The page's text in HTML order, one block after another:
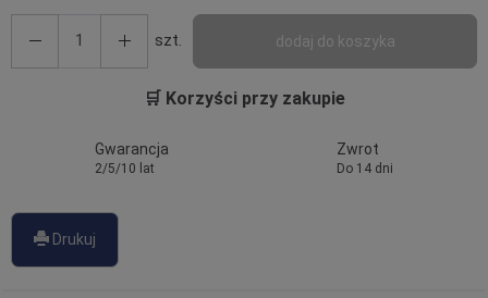
szt. dodaj do koszyka
🛒 Korzyści przy zakupie
Gwarancja
2/5/10 lat
Zwrot
Do 14 dni
Drukuj